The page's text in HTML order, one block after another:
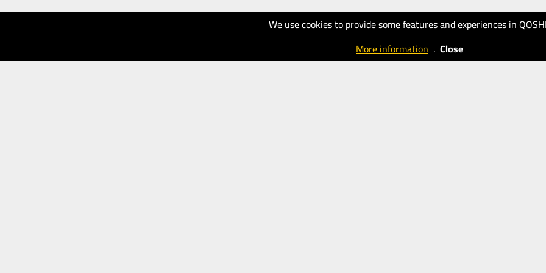
We use cookies to provide some features and experiences in
More information . Close